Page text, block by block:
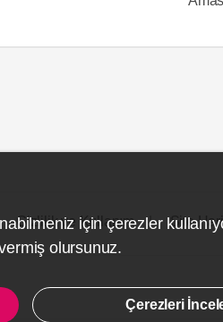
Gizlilik ve Kullanım Site
için çerezler
olursunuz.
Çerezleri